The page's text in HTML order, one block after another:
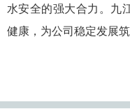
水安全的强大合力。九
健康，为公司稳定发展筑